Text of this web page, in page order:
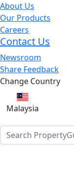
About Us
Our Products
Careers
Contact Us
Newsroom
Share Feedback
Change Country
Malaysia